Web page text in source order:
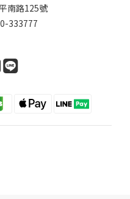
南路125號
333777